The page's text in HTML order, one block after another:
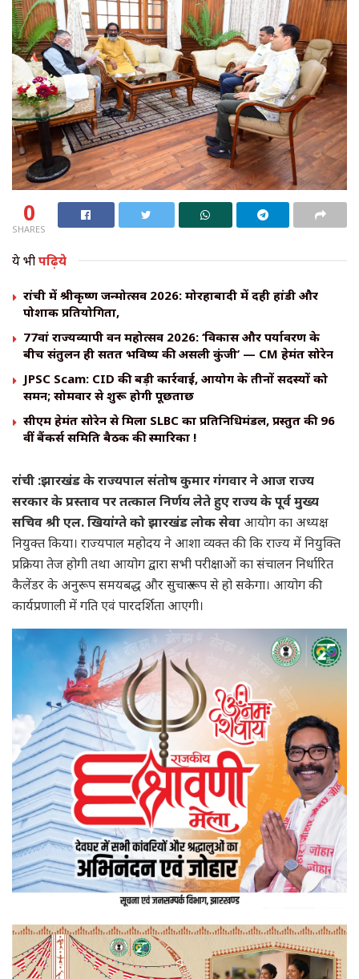
0
SHARES
ये भीपढ़िये
रांची में श्रीकृष्ण जन्मोत्सव 2026: मोरहाबादी में दही हांडी और
पोशाक प्रतियोगिता,
77वां राज्यव्यापी वन महोत्सव 2026: ‘विकास और पर्यावरण के
बीच संतुलन ही सतत भविष्य की असली कुंजी’ — CM हेमंत सोरेन
JPSC Scam: CID की बड़ी कार्रवाई, आयोग के तीनों सदस्यों को
समन; सोमवार से शुरू होगी पूछताछ
सीएम हेमंत सोरेन से मिला SLBC का प्रतिनिधिमंडल, प्रस्तुत की 96
वीं बैंकर्स समिति बैठक की स्मारिका !
रांची :झारखंड के राज्यपाल संतोष कुमार गंगवार ने आज राज्य
सरकार के प्रस्ताव पर तत्काल निर्णय लेते हुए राज्य के पूर्व मुख्य
सचिव श्री एल. खियांग्ते को झारखंड लोक सेवा आयोग का अध्यक्ष
नियुक्त किया। राज्यपाल महोदय ने आशा व्यक्त की कि राज्य में नियुक्ति
प्रक्रिया तेज होगी तथा आयोग द्वारा सभी परीक्षाओं का संचालन निर्धारित
कैलेंडर के अनुरूप समयबद्ध और सुचारु रूप से हो सकेगा। आयोग की
कार्यप्रणाली में गति एवं पारदर्शिता आएगी।